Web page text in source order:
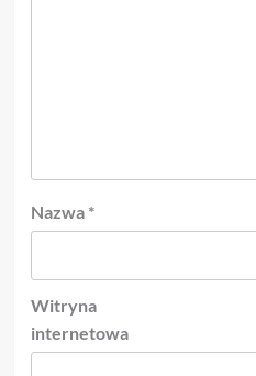
Nazwa *
Witryna
internetowa